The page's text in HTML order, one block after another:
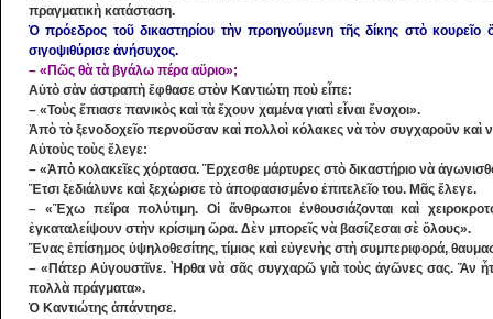
πραγματικὴ κατάσταση.
Ὁ πρόεδρος τοῦ δικαστηρίου τὴν προηγούμενη τῆς δίκης στὸ κουρεῖο
σιγοψιθύρισε ἀνήσυχος.
– «Πῶς θὰ τὰ βγάλω πέρα αὔριο»;
Αὐτὸ σὰν ἀστραπὴ ἔφθασε στὸν Καντιώτη ποὺ εἶπε:
– «Τοὺς ἔπιασε πανικὸς καὶ τὰ ἔχουν χαμένα γιατὶ εἶναι ἔνοχοι».
Ἀπὸ τὸ ξενοδοχεῖο περνοῦσαν καὶ πολλοὶ κόλακες νὰ τὸν συγχαροῦν καὶ
Αὐτοὺς τοὺς ἔλεγε:
– «Ἀπὸ κολακεῖες χόρτασα. Ἔρχεσθε μάρτυρες στὸ δικαστήριο νὰ
Ἔτσι ξεδιάλυνε καὶ ξεχώρισε τὸ ἀποφασισμένο ἐπιτελεῖο του. Μᾶς ἔλεγε.
– «Ἔχω πεῖρα πολύτιμη. Οἱ ἄνθρωποι ἐνθουσιάζονται καὶ
ἐγκαταλείψουν στὴν κρίσιμη ὥρα. Δὲν μπορεῖς νὰ βασίζεσαι σὲ ὅλους».
Ἕνας ἐπίσημος ὑψηλοθεσίτης, τίμιος καὶ εὐγενὴς στὴ συμπεριφορά,
– «Πάτερ Αὐγουστῖνε. Ὴρθα νὰ σᾶς συγχαρῶ γιὰ τοὺς ἀγῶνες σας. Ἄν
πολλὰ πράγματα».
Ὁ Καντιώτης ἀπάντησε.